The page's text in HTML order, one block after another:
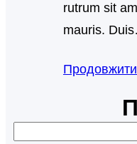
rutrum sit
mauris.